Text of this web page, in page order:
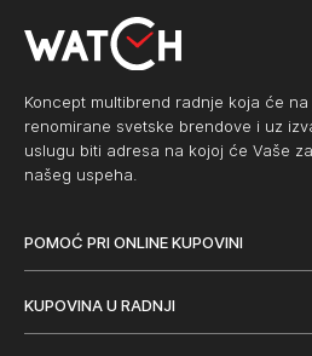
Koncept multibrend radnje koja će
renomirane svetske brendove i uz
uslugu biti adresa na kojoj će Vaše
našeg uspeha.
POMOĆ PRI ONLINE KUPOVINI
KUPOVINA U RADNJI